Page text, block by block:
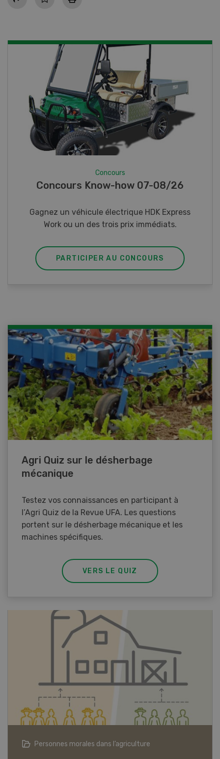
Photo mystère 07-08/26
Gagnez l’un des cinq couteaux de poche LANDI
PARTICIPER AU CONCOURS
Agri Quiz sur le désherbage
mécanique
Testez vos connaissances en participant à
l’Agri Quiz de la Revue UFA. Les questions
portent sur le désherbage mécanique et les
machines spécifiques.
VERS LE QUIZ
Articles biologiques